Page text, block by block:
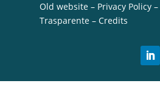
Old website– Privacy Policy–
Trasparente– Credits